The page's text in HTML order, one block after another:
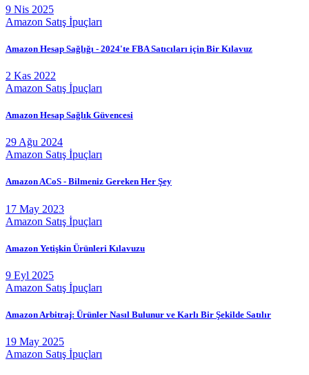
9 Nis 2025
Amazon Satış İpuçları
Amazon Hesap Sağlığı - 2024'te FBA Satıcıları için Bir Kılavuz
2 Kas 2022
Amazon Satış İpuçları
Amazon Hesap Sağlık Güvencesi
29 Ağu 2024
Amazon Satış İpuçları
Amazon ACoS - Bilmeniz Gereken Her Şey
17 May 2023
Amazon Satış İpuçları
Amazon Yetişkin Ürünleri Kılavuzu
9 Eyl 2025
Amazon Satış İpuçları
Amazon Arbitraj: Ürünler Nasıl Bulunur ve Karlı Bir Şekilde Satılır
19 May 2025
Amazon Satış İpuçları